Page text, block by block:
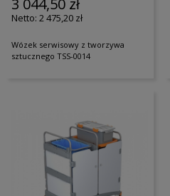
3 044,50 zł
2 475,20 zł
Wózek serwisowy z tworzywa
sztucznego TSS-0014